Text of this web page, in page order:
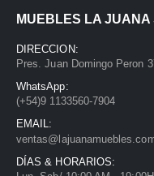
MUEBLES LA JUANA
DIRECCION:
Pres. Juan Domingo Peron
WhatsApp:
(+54)9 1133560-7904
EMAIL:
DÍAS & HORARIOS: